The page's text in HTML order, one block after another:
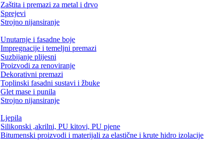
Zaštita i premazi za metal i drvo
Sprejevi
Strojno nijansiranje
Unutarnje i fasadne boje
Impregnacije i temeljni premazi
Suzbijanje plijesni
Proizvodi za renoviranje
Dekorativni premazi
Toplinski fasadni sustavi i žbuke
Glet mase i punila
Strojno nijansiranje
Ljepila
Silikonski ,akrilni, PU kitovi, PU pjene
Bitumenski proizvodi i materijali za elastične i krute hidro izolacije